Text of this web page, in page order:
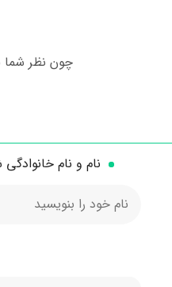
چون نظر شما
نام و نام خانوادگی